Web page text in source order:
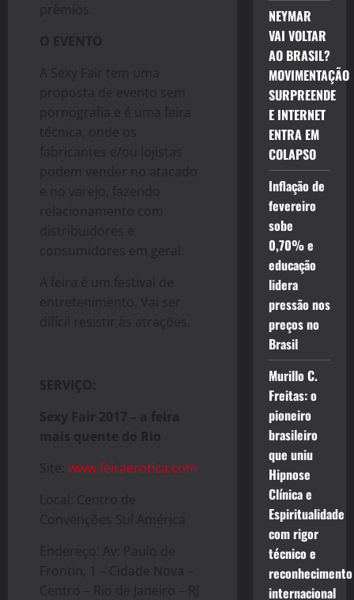
prêmios.
O EVENTO
A Sexy Fair tem uma
proposta de evento sem
pornografia e é uma feira
técnica, onde os
fabricantes e/ou lojistas
podem vender no atacado
e no varejo, fazendo
relacionamento com
distribuidores e
consumidores em geral.
A feira é um festival de
entretenimento. Vai ser
difícil resistir às atrações.
SERVIÇO:
Sexy Fair 2017 – a feira
mais quente do Rio
Site: www.feiraerotica.com
Local: Centro de
Convenções Sul América
Endereço: Av: Paulo de
Frontin, 1 – Cidade Nova –
Centro – Rio de Janeiro – RJ
NEYMAR
VAI VOLTAR
AO BRASIL?
MOVIMENTAÇÃO
SURPREENDE
E INTERNET
ENTRA EM
COLAPSO
Inflação de
fevereiro
sobe
0,70% e
educação
lidera
pressão nos
preços no
Brasil
Murillo C.
Freitas: o
pioneiro
brasileiro
que uniu
Hipnose
Clínica e
Espiritualidade
com rigor
técnico e
reconhecimento
internacional